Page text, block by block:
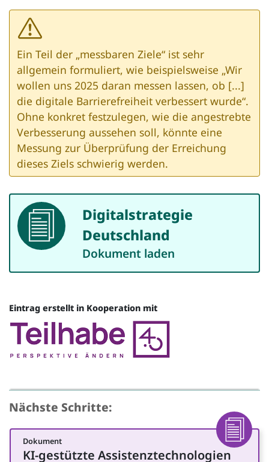
Ein Teil der „messbaren Ziele“ ist sehr
allgemein formuliert, wie beispielsweise „Wir
wollen uns 2025 daran messen lassen, ob [...]
die digitale Barrierefreiheit verbessert wurde“.
Ohne konkret festzulegen, wie die angestrebte
Verbesserung aussehen soll, könnte eine
Messung zur Überprüfung der Erreichung
dieses Ziels schwierig werden.
Dokument
Digitalstrategie
Deutschland
Dokument laden
Quelle
Eintrag erstellt in Kooperation mit
Nächste Schritte:
Dokument
für Management
KI-gestützte Assistenztechnologien